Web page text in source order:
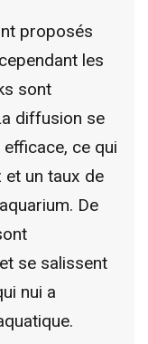
proposés
les
sont
diffusion se
ce qui
et un taux de
De
se salissent
nui a